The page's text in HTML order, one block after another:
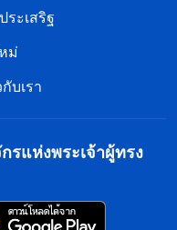
ลใจโดยพระเจ้าได้
วามจริงได้ ไม่มีมนุษย์
พระเจ้า หรือแสดง
ะเจ้า และมนุษย์คือ
ะของพระเจ้าไม่มี
งว่าคำพูดของมนุษย์
ระเจ้า งั้นนั่นก็
ระเสริฐ
ม่
กับเรา
แห่งพระเจ้าผู้ทรง